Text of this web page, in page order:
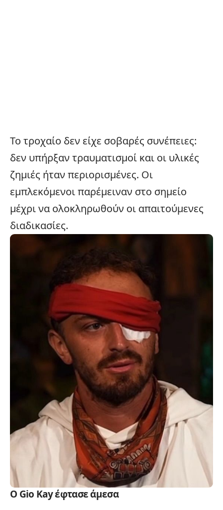
Το τροχαίο δεν είχε σοβαρές συνέπειες:
δεν υπήρξαν τραυματισμοί και οι υλικές
ζημιές ήταν περιορισμένες. Οι
εμπλεκόμενοι παρέμειναν στο σημείο
μέχρι να ολοκληρωθούν οι απαιτούμενες
διαδικασίες.
Ο Gio Kay έφτασε άμεσα